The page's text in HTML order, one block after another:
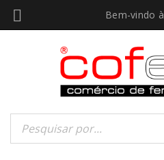
Bem-vindo à